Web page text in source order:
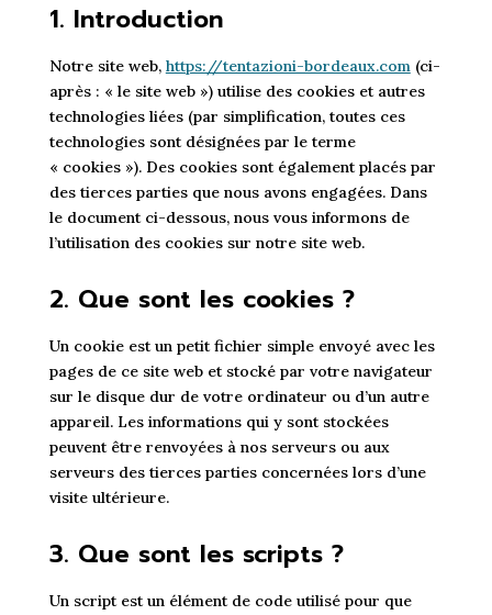
1. Introduction
Notre site web, https://tentazioni-bordeaux.com(ci-
après : « le site web ») utilise des cookies et autres
technologies liées (par simplification, toutes ces
technologies sont désignées par le terme
« cookies »). Des cookies sont également placés par
des tierces parties que nous avons engagées. Dans
le document ci-dessous, nous vous informons de
l’utilisation des cookies sur notre site web.
2. Que sont les cookies ?
Un cookie est un petit fichier simple envoyé avec les
pages de ce site web et stocké par votre navigateur
sur le disque dur de votre ordinateur ou d’un autre
appareil. Les informations qui y sont stockées
peuvent être renvoyées à nos serveurs ou aux
serveurs des tierces parties concernées lors d’une
visite ultérieure.
3. Que sont les scripts ?
Un script est un élément de code utilisé pour que